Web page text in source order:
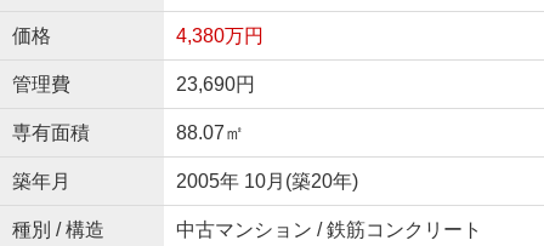
価格 4,380万円
管理費 23,690円
専有面積 88.07㎡
築年月 2005年 10月(築20年)
種別 / 構造 中古マンション / 鉄筋コンクリート